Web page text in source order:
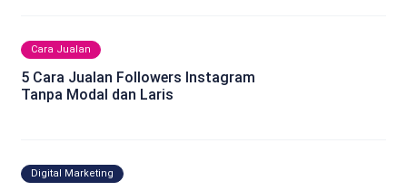
Cara Jualan
5 Cara Jualan Followers Instagram
Tanpa Modal dan Laris
Digital Marketing